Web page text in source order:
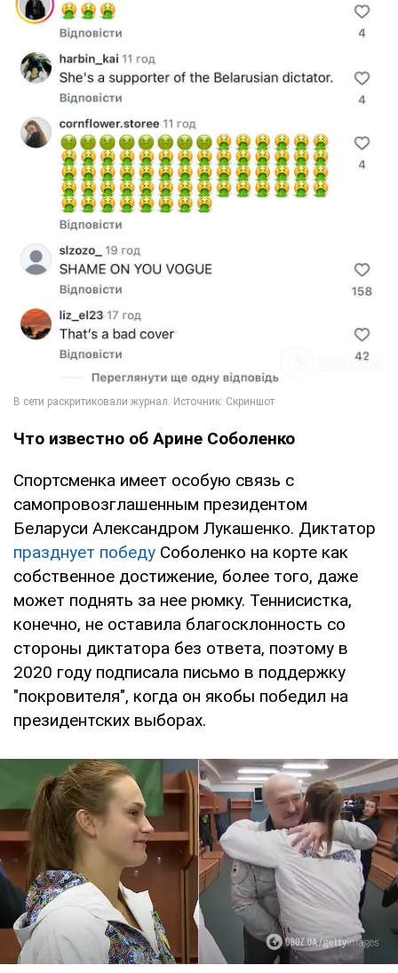
Что известно об Арине Соболенко
Спортсменка имеет особую связь с
самопровозглашенным президентом
Беларуси Александром Лукашенко. Диктатор
празднует победу Соболенко на корте как
собственное достижение, более того, даже
может поднять за нее рюмку. Теннисистка,
конечно, не оставила благосклонность со
стороны диктатора без ответа, поэтому в
2020 году подписала письмо в поддержку
"покровителя", когда он якобы победил на
президентских выборах.